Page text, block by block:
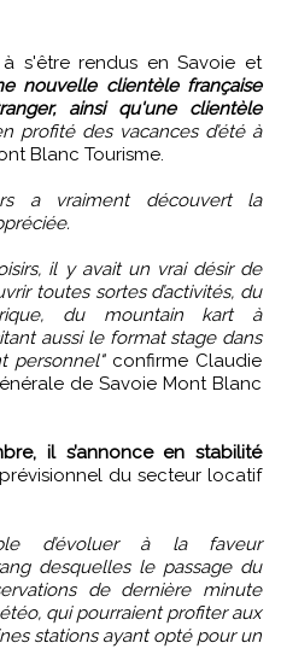
nouvelle clientèle française
ainsi qu'une clientèle
profité des vacances d’été à
Blanc Tourisme.
a vraiment découvert la
il y avait un vrai désir de
toutes sortes d’activités, du
du mountain kart à
aussi le format stage dans
personnel"confirme Claudie
de Savoie Mont Blanc
il s’annonce en stabilité
du secteur locatif
d’évoluer à la faveur
desquelles le passage du
de dernière minute
qui pourraient profiter aux
stations ayant opté pour un